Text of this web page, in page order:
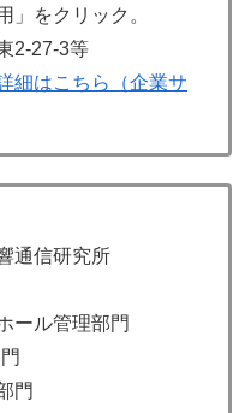
」をクリック。
2-27-3等
細はこちら（企業サ
通信研究所
ール管理部門
門